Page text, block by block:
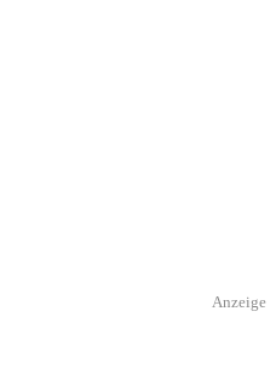
Anzeige